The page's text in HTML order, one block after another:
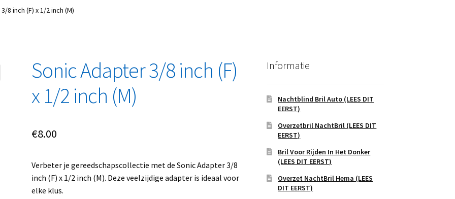
ShopBetalen en Verzenden
8 inch (F) x 1/2 inch (M)
Sonic Adapter 3/8 inch (F)
x 1/2 inch (M)
€8.00
Verbeter je gereedschapscollectie met de Sonic Adapter 3/8
inch (F) x 1/2 inch (M). Deze veelzijdige adapter is ideaal voor
elke klus.
Informatie
Nachtblind Bril Auto (LEES DIT
EERST)
Overzetbril NachtBril (LEES DIT
EERST)
Bril Voor Rijden In Het Donker
(LEES DIT EERST)
Overzet NachtBril Hema (LEES
DIT EERST)